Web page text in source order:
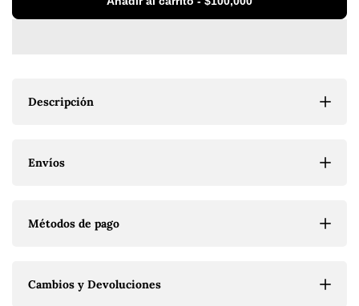
DENIM
Descripción
Envíos
Métodos de pago
Cambios y Devoluciones